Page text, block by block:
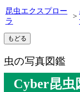
昆虫エクスプロー
ラ
>
虫の写真図鑑
Cyber昆虫